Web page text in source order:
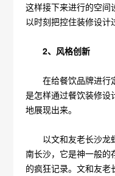
这样接下来进行的空间
以时刻把控住装修设计
2、风格创新
在给餐饮品牌进行
是怎样通过餐饮装修设
地展现出来。
以文和友老长沙龙
南长沙，它是神一般的
的疯狂记录。文和友